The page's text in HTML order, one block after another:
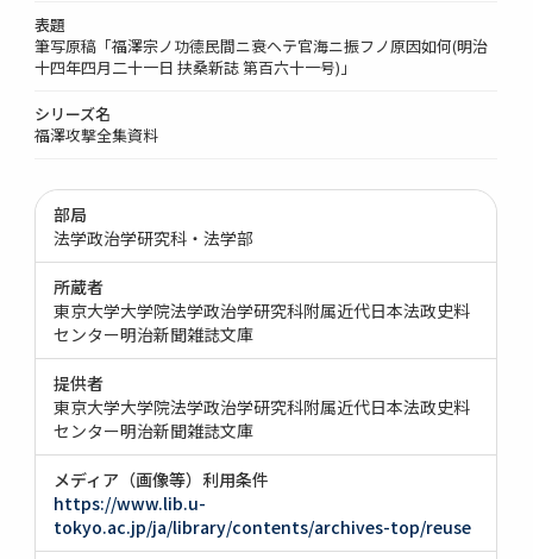
表題
筆写原稿「福澤宗ノ功德民間ニ衰ヘテ官海ニ振フノ原因如何(明治
十四年四月二十一日 扶桑新誌 第百六十一号)」
シリーズ名
福澤攻撃全集資料
部局
法学政治学研究科・法学部
所蔵者
東京大学大学院法学政治学研究科附属近代日本法政史料
センター明治新聞雑誌文庫
提供者
東京大学大学院法学政治学研究科附属近代日本法政史料
センター明治新聞雑誌文庫
メディア（画像等）利用条件
https://www.lib.u-
tokyo.ac.jp/ja/library/contents/archives-top/reuse